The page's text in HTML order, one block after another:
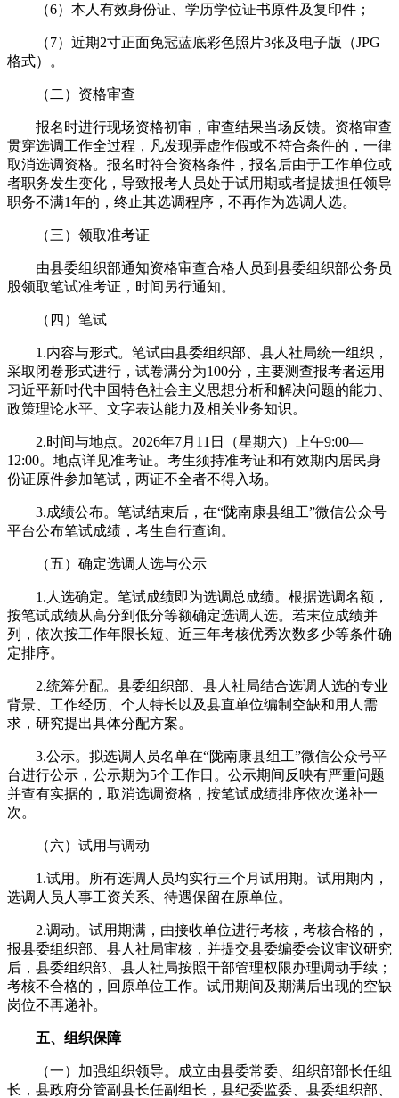
（6）本人有效身份证、学历学位证书原件及复印件；
（7）近期2寸正面免冠蓝底彩色照片3张及电子版（JPG
格式）。
（二）资格审查
报名时进行现场资格初审，审查结果当场反馈。资格审查
贯穿选调工作全过程，凡发现弄虚作假或不符合条件的，一律
取消选调资格。报名时符合资格条件，报名后由于工作单位或
者职务发生变化，导致报考人员处于试用期或者提拔担任领导
职务不满1年的，终止其选调程序，不再作为选调人选。
（三）领取准考证
由县委组织部通知资格审查合格人员到县委组织部公务员
股领取笔试准考证，时间另行通知。
（四）笔试
1.内容与形式。笔试由县委组织部、县人社局统一组织，
采取闭卷形式进行，试卷满分为100分，主要测查报考者运用
习近平新时代中国特色社会主义思想分析和解决问题的能力、
政策理论水平、文字表达能力及相关业务知识。
2.时间与地点。2026年7月11日（星期六）上午9:00—
12:00。地点详见准考证。考生须持准考证和有效期内居民身
份证原件参加笔试，两证不全者不得入场。
3.成绩公布。笔试结束后，在“陇南康县组工”微信公众号
平台公布笔试成绩，考生自行查询。
（五）确定选调人选与公示
1.人选确定。笔试成绩即为选调总成绩。根据选调名额，
按笔试成绩从高分到低分等额确定选调人选。若末位成绩并
列，依次按工作年限长短、近三年考核优秀次数多少等条件确
定排序。
2.统筹分配。县委组织部、县人社局结合选调人选的专业
背景、工作经历、个人特长以及县直单位编制空缺和用人需
求，研究提出具体分配方案。
3.公示。拟选调人员名单在“陇南康县组工”微信公众号平
台进行公示，公示期为5个工作日。公示期间反映有严重问题
并查有实据的，取消选调资格，按笔试成绩排序依次递补一
次。
（六）试用与调动
1.试用。所有选调人员均实行三个月试用期。试用期内，
选调人员人事工资关系、待遇保留在原单位。
2.调动。试用期满，由接收单位进行考核，考核合格的，
报县委组织部、县人社局审核，并提交县委编委会议审议研究
后，县委组织部、县人社局按照干部管理权限办理调动手续；
考核不合格的，回原单位工作。试用期间及期满后出现的空缺
岗位不再递补。
五、组织保障
（一）加强组织领导。成立由县委常委、组织部部长任组
长，县政府分管副县长任副组长，县纪委监委、县委组织部、